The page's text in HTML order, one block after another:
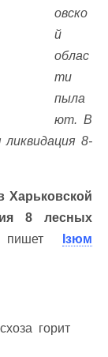
овско
й
облас
ти
пыла
ют. В
8-
Харьковской
8 лесных
Ізюм
горит